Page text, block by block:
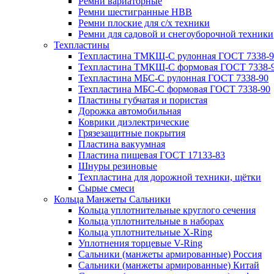
Ремни шестигранные HBB
Ремни плоские для с/х техники
Ремни для садовой и снегоуборочной техники
Техпластины
Техпластина ТМКЩ-С рулонная ГОСТ 7338-
Техпластина ТМКЩ-С формовая ГОСТ 7338-
Техпластина МБС-С рулонная ГОСТ 7338-90
Техпластина МБС-С формовая ГОСТ 7338-90
Пластины губчатая и пористая
Дорожка автомобильная
Коврики диэлектрические
Грязезащитные покрытия
Пластина вакуумная
Пластина пищевая ГОСТ 17133-83
Шнуры резиновые
Техпластина для дорожной техники, щётки
Сырые смеси
Кольца Манжеты Сальники
Кольца уплотнительные круглого сечения
Кольца уплотнительные в наборах
Кольца уплотнительные Х-Ring
Уплотнения торцевые V-Ring
Сальники (манжеты армированные) Россия
Сальники (манжеты армированные) Китай